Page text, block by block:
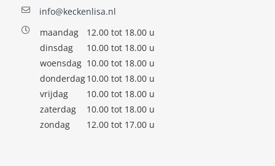
info@keckenlisa.nl
maandag
12.00 tot 18.00 u
dinsdag
10.00 tot 18.00 u
woensdag 10.00 tot 18.00 u
donderdag10.00 tot 18.00 u
vrijdag
10.00 tot 18.00 u
zaterdag
10.00 tot 18.00 u
zondag
12.00 tot 17.00 u